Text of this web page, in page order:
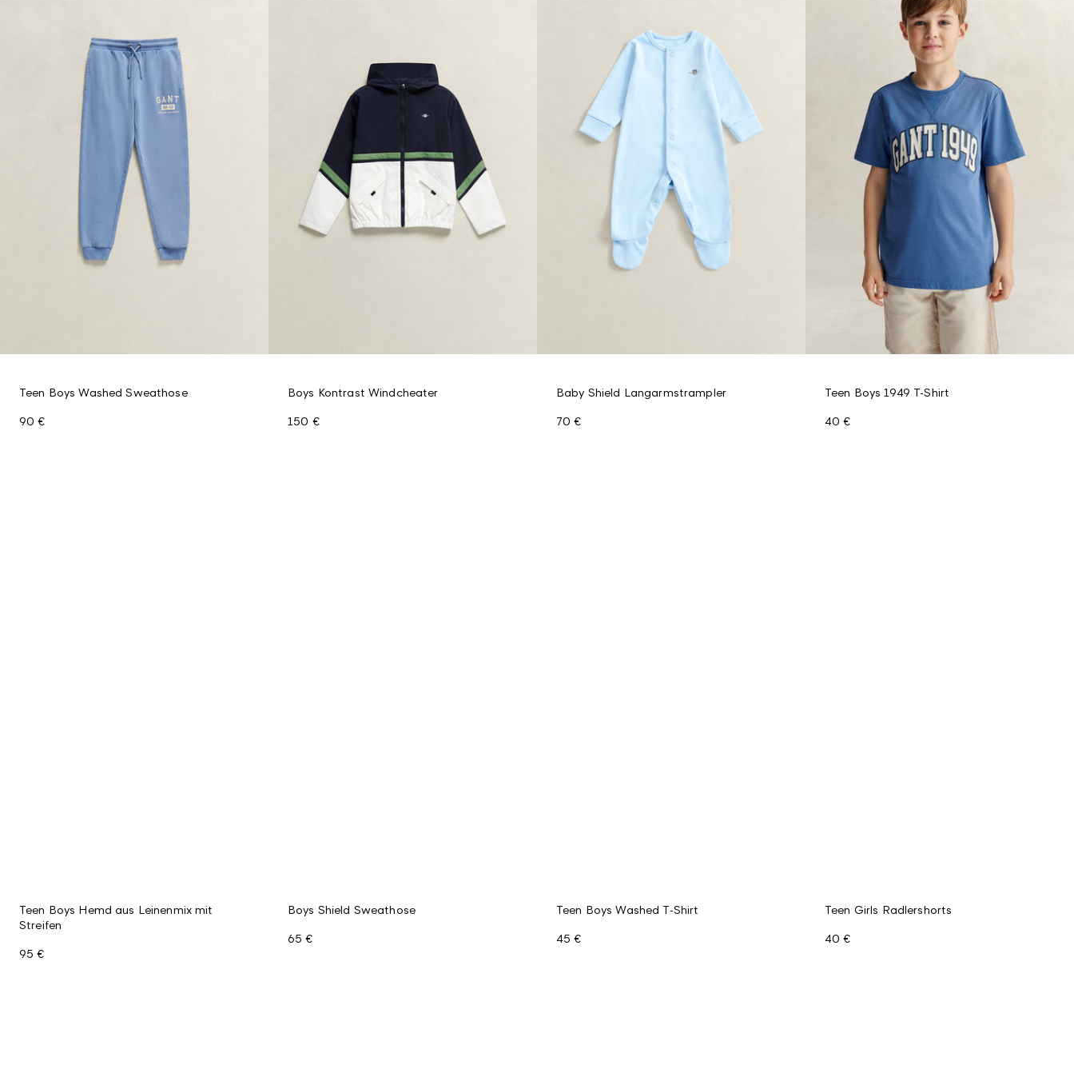
Teen Boys Washed Sweathose
90 €
Boys Kontrast Windcheater
150 €
Baby Shield Langarmstrampler
70 €
Teen Boys 1949 T-Shirt
40 €
Teen Boys Hemd aus Leinenmix mit
Streifen
95 €
Boys Shield Sweathose
65 €
Teen Boys Washed T-Shirt
45 €
Teen Girls Radlershorts
40 €